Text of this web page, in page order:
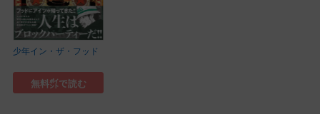
少年イン・ザ・フッド
無料㌽で読む